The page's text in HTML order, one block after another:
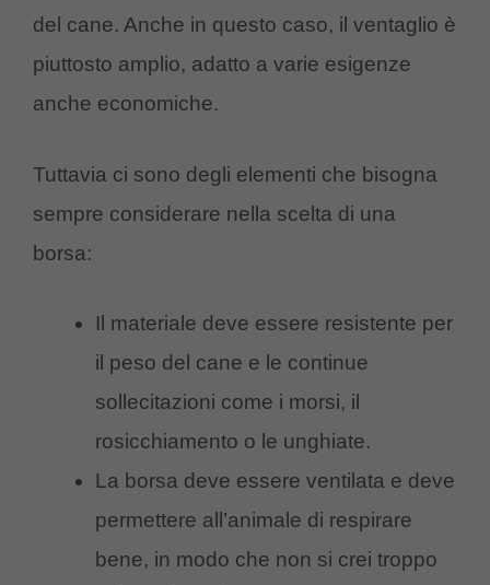
del cane. Anche in questo caso, il ventaglio è
piuttosto amplio, adatto a varie esigenze
anche economiche.
Tuttavia ci sono degli elementi che bisogna
sempre considerare nella scelta di una
borsa:
Il materiale deve essere resistente per
il peso del cane e le continue
sollecitazioni come i morsi, il
rosicchiamento o le unghiate.
La borsa deve essere ventilata e deve
permettere all’animale di respirare
bene, in modo che non si crei troppo